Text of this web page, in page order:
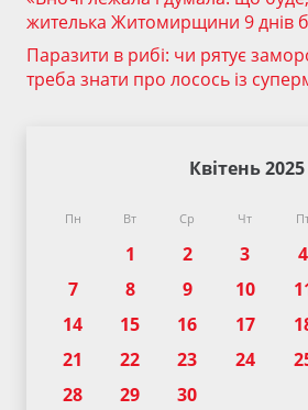
жителька Житомирщини 9 днів
Паразити в рибі: чи рятує
треба знати про лосось із
Квітень 2025
Пн Вт Ср Чт
1 2 3 4
7
8 9 10
14
15 16 17
21
22 23 24
28
29 30